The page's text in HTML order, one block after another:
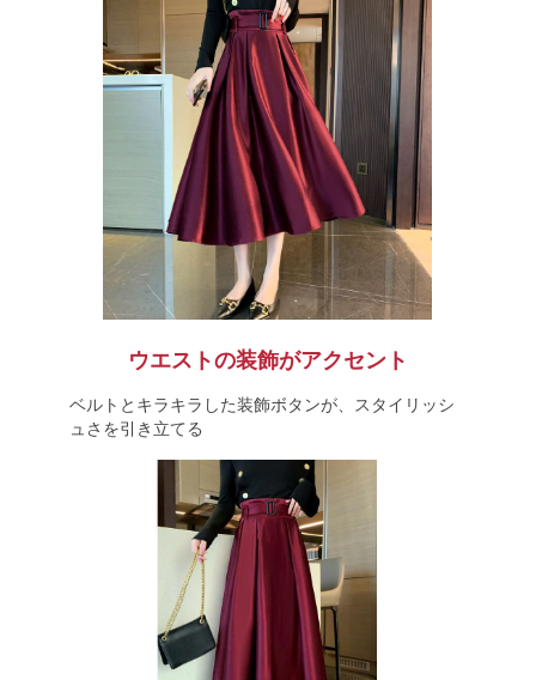
ウエストの装飾がアクセント
ベルトとキラキラした装飾ボタンが、スタイリッシ
ュさを引き立てる